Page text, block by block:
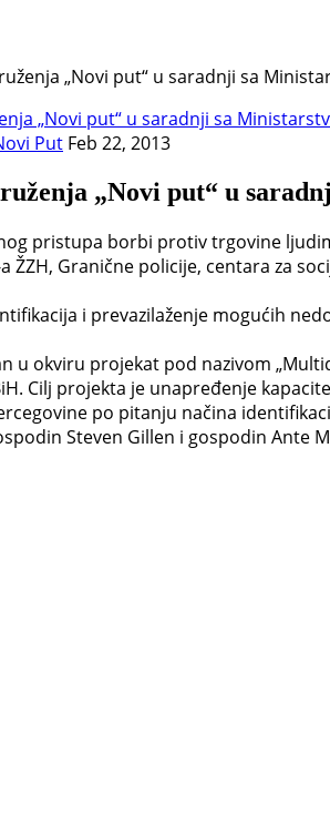
„Novi put“ u saradnji sa
Put Feb 22, 2013
„Novi put“ u
pristupa borbi protiv trgovine
ŽZH, Granične policije, centara za
i prevazilaženje mogućih
u okviru projekat pod nazivom
Cilj projekta je unapređenje
po pitanju načina
Steven Gillen i gospodin Ante